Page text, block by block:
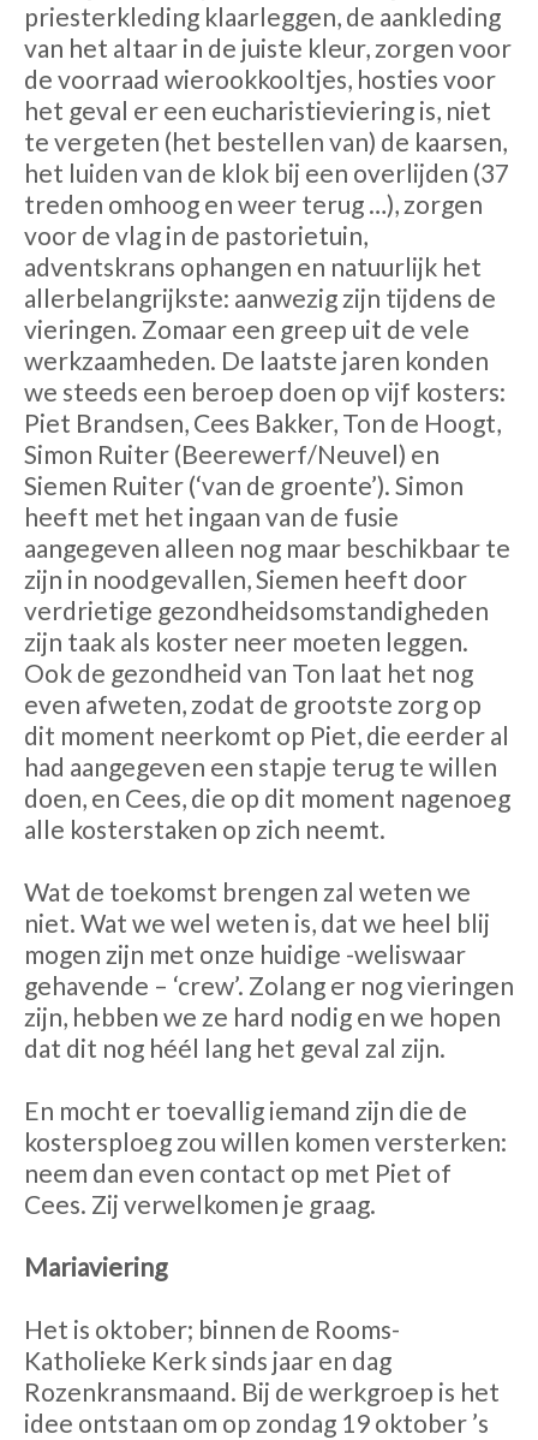
priesterkleding klaarleggen, de aankleding
van het altaar in de juiste kleur, zorgen voor
de voorraad wierookkooltjes, hosties voor
het geval er een eucharistieviering is, niet
te vergeten (het bestellen van) de kaarsen,
het luiden van de klok bij een overlijden (37
treden omhoog en weer terug …), zorgen
voor de vlag in de pastorietuin,
adventskrans ophangen en natuurlijk het
allerbelangrijkste: aanwezig zijn tijdens de
vieringen. Zomaar een greep uit de vele
werkzaamheden. De laatste jaren konden
we steeds een beroep doen op vijf kosters:
Piet Brandsen, Cees Bakker, Ton de Hoogt,
Simon Ruiter (Beerewerf/Neuvel) en
Siemen Ruiter (‘van de groente’). Simon
heeft met het ingaan van de fusie
aangegeven alleen nog maar beschikbaar te
zijn in noodgevallen, Siemen heeft door
verdrietige gezondheidsomstandigheden
zijn taak als koster neer moeten leggen.
Ook de gezondheid van Ton laat het nog
even afweten, zodat de grootste zorg op
dit moment neerkomt op Piet, die eerder al
had aangegeven een stapje terug te willen
doen, en Cees, die op dit moment nagenoeg
alle kosterstaken op zich neemt.
Wat de toekomst brengen zal weten we
niet. Wat we wel weten is, dat we heel blij
mogen zijn met onze huidige -weliswaar
gehavende – ‘crew’. Zolang er nog vieringen
zijn, hebben we ze hard nodig en we hopen
dat dit nog héél lang het geval zal zijn.
En mocht er toevallig iemand zijn die de
kostersploeg zou willen komen versterken:
neem dan even contact op met Piet of
Cees. Zij verwelkomen je graag.
Mariaviering
Het is oktober; binnen de Rooms-
Katholieke Kerk sinds jaar en dag
Rozenkransmaand. Bij de werkgroep is het
idee ontstaan om op zondag 19 oktober ’s